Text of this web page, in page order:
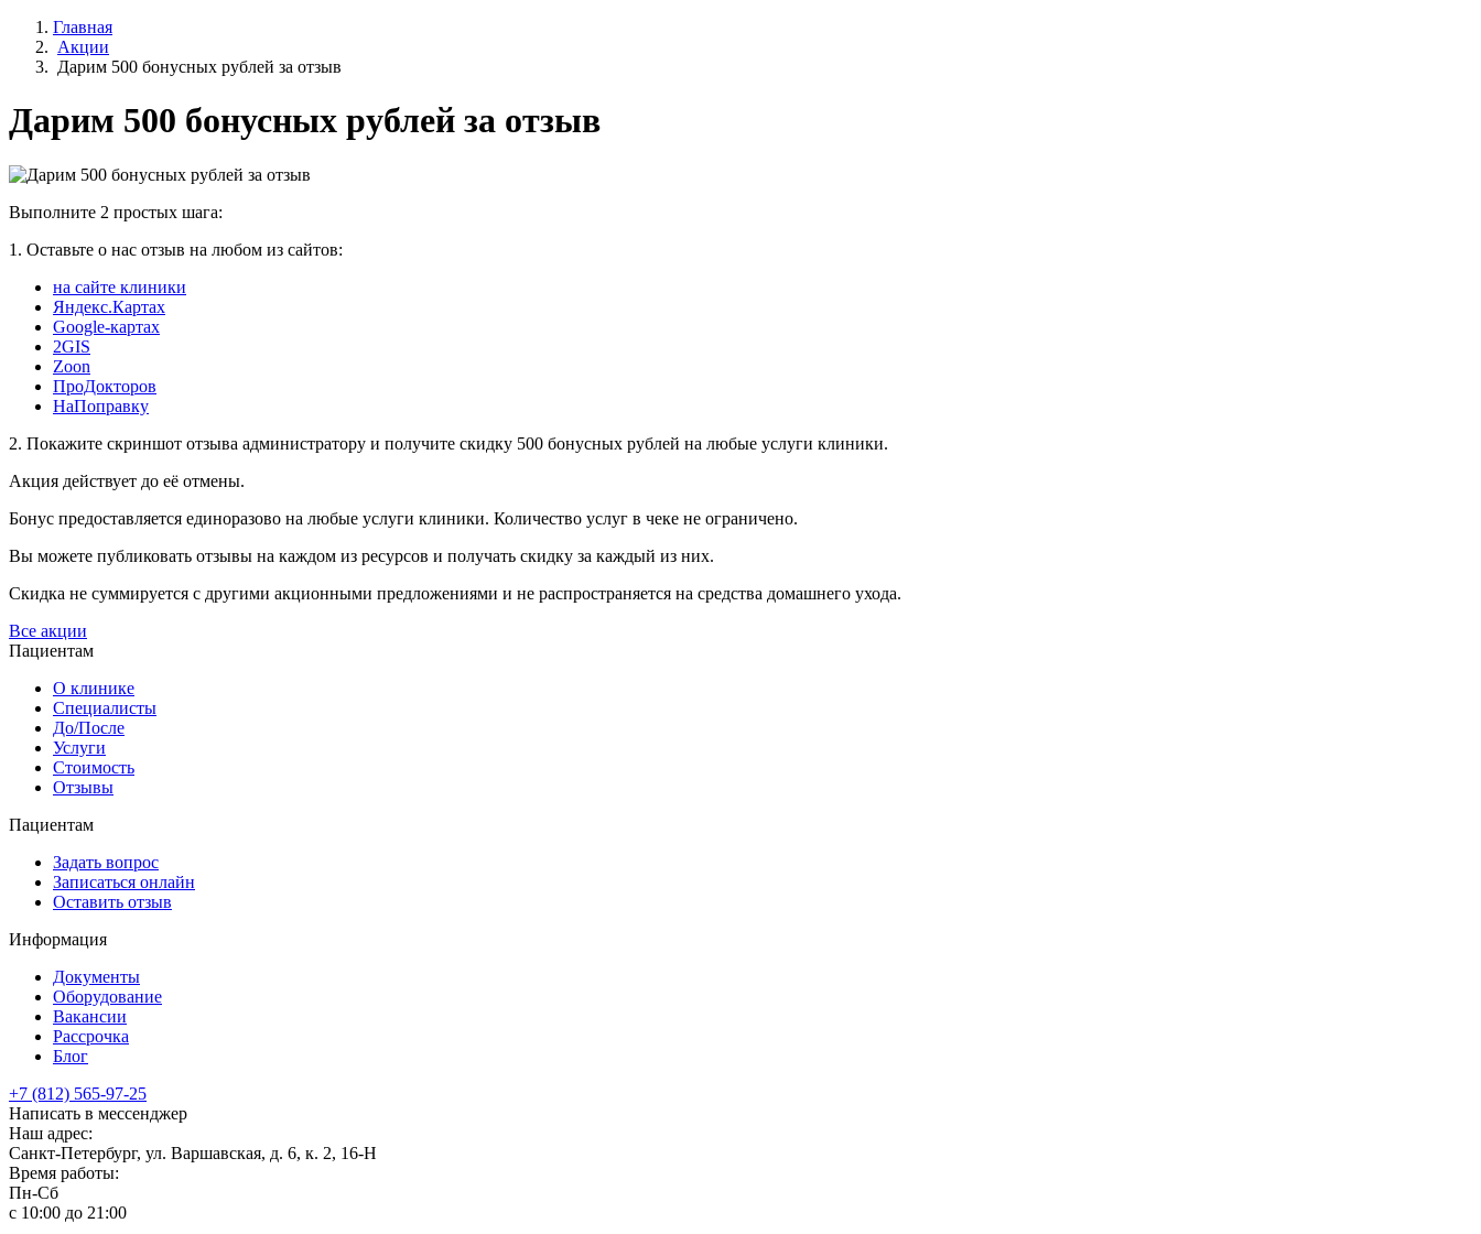
Главная
Акции
Дарим 500 бонусных рублей за отзыв
Дарим 500 бонусных рублей за отзыв
Выполните 2 простых шага:
1. Оставьте о нас отзыв на любом из сайтов:
на сайте клиники
Яндекс.Картах
Google-картах
2GIS
Zoon
ПроДокторов
НаПоправку
2. Покажите скриншот отзыва администратору и получите скидку 500 бонусных рублей на любые услуги клиники.
Акция действует до её отмены.
Бонус предоставляется единоразово на любые услуги клиники. Количество услуг в чеке не ограничено.
Вы можете публиковать отзывы на каждом из ресурсов и получать скидку за каждый из них.
Скидка не суммируется с другими акционными предложениями и не распространяется на средства домашнего ухода.
Все акции
Пациентам
О клинике
Специалисты
До/После
Услуги
Стоимость
Отзывы
Пациентам
Задать вопрос
Записаться онлайн
Оставить отзыв
Информация
Документы
Оборудование
Вакансии
Рассрочка
Блог
+7 (812) 565-97-25
Написать в мессенджер
Наш адрес:
Санкт-Петербург, ул. Варшавская, д. 6, к. 2, 16-Н
Время работы:
Пн-Сб
с 10:00 до 21:00